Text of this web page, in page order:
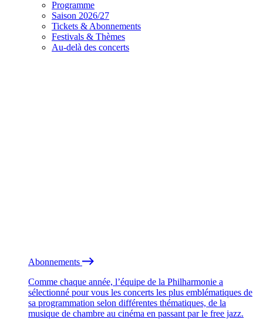
Programme
Saison 2026/27
Tickets & Abonnements
Festivals & Thèmes
Au-delà des concerts
Abonnements
Comme chaque année, l’équipe de la Philharmonie a
sélectionné pour vous les concerts les plus emblématiques de
sa programmation selon différentes thématiques, de la
musique de chambre au cinéma en passant par le free jazz.